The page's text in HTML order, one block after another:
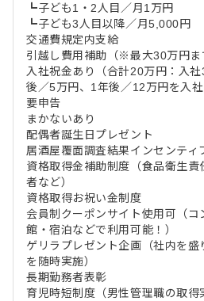
┗子ども1・2人目／月1万円
┗子ども3人目以降／月5,000円
交通費規定内支給
引越し費用補助（※最大30万円ま
入社祝金あり（合計20万円：入
後／5万円、1年後／12万円を入
要申告
まかないあり
配偶者誕生日プレゼント
居酒屋覆面調査結果インセンティ
資格取得金補助制度（食品衛生
者など）
資格取得お祝い金制度
会員制クーポンサイト使用可（
館・宿泊などで利用可能！）
ゲリラプレゼント企画（社内を
を随時実施）
長期勤務者表彰
育児時短制度（男性管理職の取得